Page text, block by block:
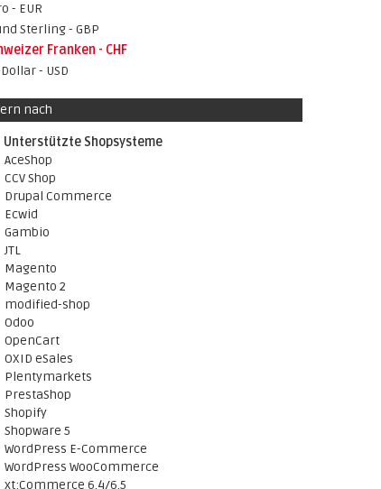
- EUR
Sterling - GBP
Franken - CHF
Dollar - USD
nach
Unterstützte Shopsysteme
AceShop
CCV Shop
Drupal Commerce
Ecwid
Gambio
JTL
Magento
Magento 2
modified-shop
Odoo
OpenCart
OXID eSales
Plentymarkets
PrestaShop
Shopify
Shopware 5
WordPress E-Commerce
WordPress WooCommerce
xt:Commerce 6.4/6.5